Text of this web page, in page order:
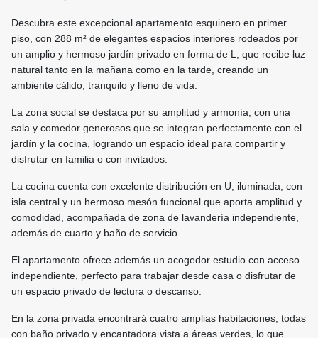
Descubra este excepcional apartamento esquinero en primer
piso, con 288 m² de elegantes espacios interiores rodeados por
un amplio y hermoso jardín privado en forma de L, que recibe luz
natural tanto en la mañana como en la tarde, creando un
ambiente cálido, tranquilo y lleno de vida.
La zona social se destaca por su amplitud y armonía, con una
sala y comedor generosos que se integran perfectamente con el
jardín y la cocina, logrando un espacio ideal para compartir y
disfrutar en familia o con invitados.
La cocina cuenta con excelente distribución en U, iluminada, con
isla central y un hermoso mesón funcional que aporta amplitud y
comodidad, acompañada de zona de lavandería independiente,
además de cuarto y baño de servicio.
El apartamento ofrece además un acogedor estudio con acceso
independiente, perfecto para trabajar desde casa o disfrutar de
un espacio privado de lectura o descanso.
En la zona privada encontrará cuatro amplias habitaciones, todas
con baño privado y encantadora vista a áreas verdes, lo que